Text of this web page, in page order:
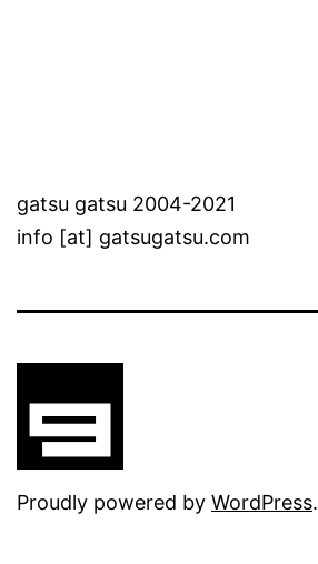
gatsu gatsu 2004-2021
info [at] gatsugatsu.com
Proudly powered by WordPress.